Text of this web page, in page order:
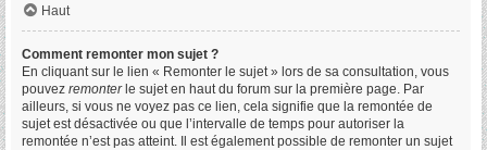
Haut
Comment remonter mon sujet ?
En cliquant sur le lien « Remonter le sujet » lors de sa consultation, vous
pouvez remonterle sujet en haut du forum sur la première page. Par
ailleurs, si vous ne voyez pas ce lien, cela signifie que la remontée de
sujet est désactivée ou que l’intervalle de temps pour autoriser la
remontée n’est pas atteint. Il est également possible de remonter un sujet